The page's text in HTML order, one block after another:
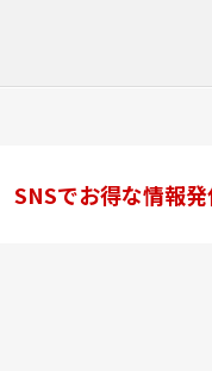
SNSでお得な情報